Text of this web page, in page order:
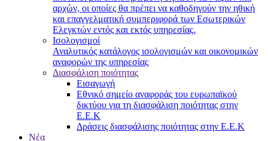
αρχών, οι οποίες θα πρέπει να καθοδηγούν την ηθική
και επαγγελματική συμπεριφορά των Εσωτερικών
Ελεγκτών εντός και εκτός υπηρεσίας.
Ισολογισμοί
Αναλυτικός κατάλογος ισολογισμών και οικονομικών
αναφορών της υπηρεσίας
Διασφάλιση ποιότητας
Εισαγωγή
Εθνικό σημείο αναφοράς του ευρωπαϊκού
δικτύου για τη διασφάλιση ποιότητας στην
Ε.Ε.Κ
Δράσεις διασφάλισης ποιότητας στην Ε.Ε.Κ
Νέα